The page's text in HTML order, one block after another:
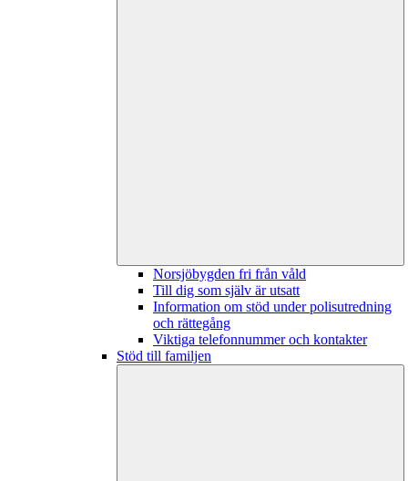
Norsjöbygden fri från våld
Till dig som själv är utsatt
Information om stöd under polisutredning
och rättegång
Viktiga telefonnummer och kontakter
Stöd till familjen